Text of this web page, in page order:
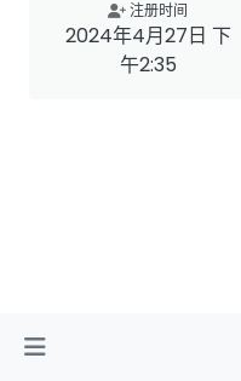
注册时间
2024年4月27日 下
午2:35